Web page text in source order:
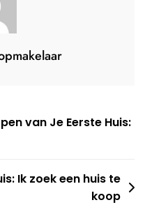
van Je Eerste Huis:
Ik zoek een huis te
koop